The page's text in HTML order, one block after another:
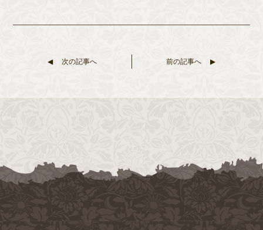
次の記事へ 前の記事へ